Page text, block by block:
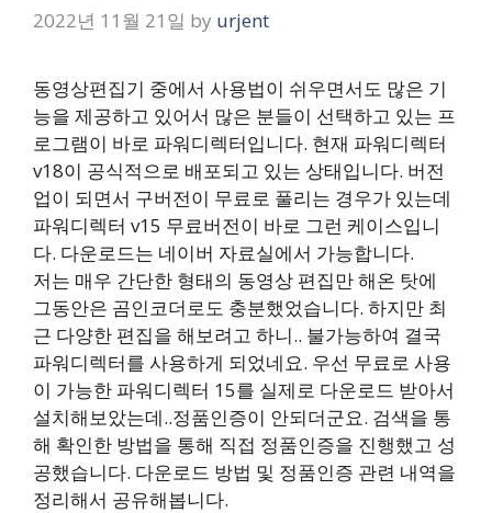
2022년 11월 21일 by urjent
동영상편집기 중에서 사용법이 쉬우면서도 많은 기
능을 제공하고 있어서 많은 분들이 선택하고 있는 프
로그램이 바로 파워디렉터입니다. 현재 파워디렉터
v18이 공식적으로 배포되고 있는 상태입니다. 버전
업이 되면서 구버전이 무료로 풀리는 경우가 있는데
파워디렉터 v15 무료버전이 바로 그런 케이스입니
다. 다운로드는 네이버 자료실에서 가능합니다.
저는 매우 간단한 형태의 동영상 편집만 해온 탓에
그동안은 곰인코더로도 충분했었습니다. 하지만 최
근 다양한 편집을 해보려고 하니.. 불가능하여 결국
파워디렉터를 사용하게 되었네요. 우선 무료로 사용
이 가능한 파워디렉터 15를 실제로 다운로드 받아서
설치해보았는데..정품인증이 안되더군요. 검색을 통
해 확인한 방법을 통해 직접 정품인증을 진행했고 성
공했습니다. 다운로드 방법 및 정품인증 관련 내역을
정리해서 공유해봅니다.